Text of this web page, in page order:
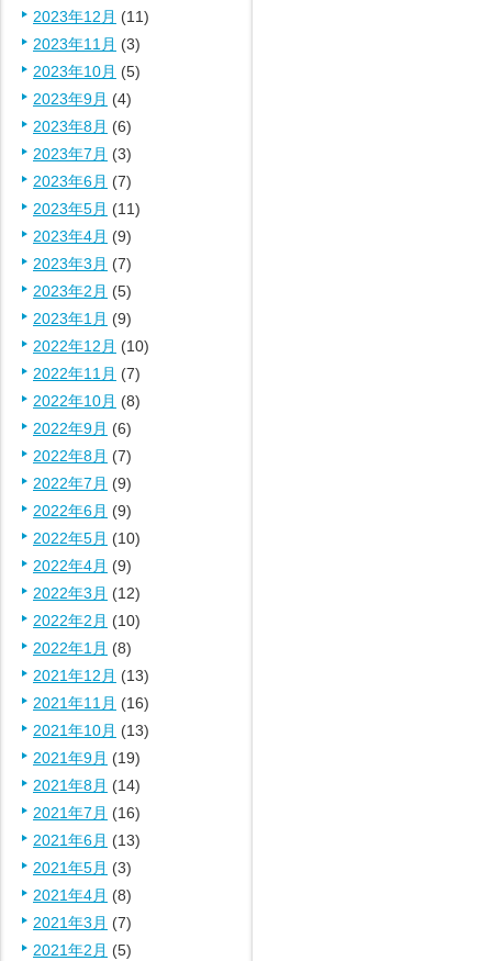
2023年12月 (11)
2023年11月 (3)
2023年10月 (5)
2023年9月 (4)
2023年8月 (6)
2023年7月 (3)
2023年6月 (7)
2023年5月 (11)
2023年4月 (9)
2023年3月 (7)
2023年2月 (5)
2023年1月 (9)
2022年12月 (10)
2022年11月 (7)
2022年10月 (8)
2022年9月 (6)
2022年8月 (7)
2022年7月 (9)
2022年6月 (9)
2022年5月 (10)
2022年4月 (9)
2022年3月 (12)
2022年2月 (10)
2022年1月 (8)
2021年12月 (13)
2021年11月 (16)
2021年10月 (13)
2021年9月 (19)
2021年8月 (14)
2021年7月 (16)
2021年6月 (13)
2021年5月 (3)
2021年4月 (8)
2021年3月 (7)
2021年2月 (5)